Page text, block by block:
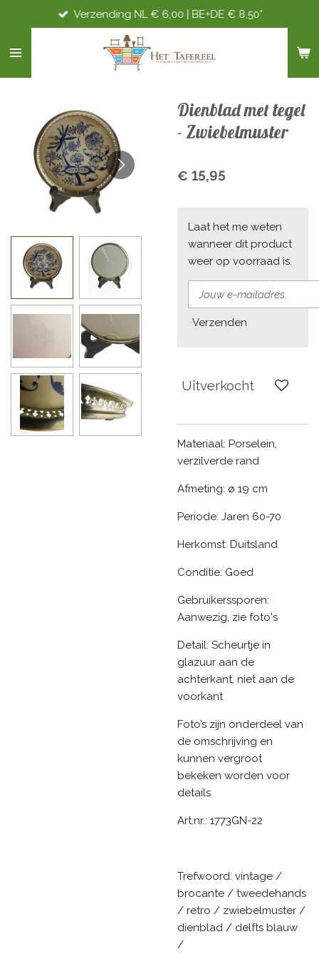
direct
naar
Verzending NL € 6,00 | BE+DE € 8,50*
Dienblad met tegel
- Zwiebelmuster
€ 15,95
Laat het me weten
wanneer dit product
weer op voorraad is.
Verzenden
Uitverkocht
Materiaal: Porselein,
verzilverde rand
Afmeting: ø 19 cm
Periode: Jaren 60-70
Herkomst: Duitsland
Conditie: Goed
Gebruikerssporen:
Aanwezig, zie foto's
Detail: Scheurtje in
glazuur aan de
achterkant, niet aan de
voorkant
Foto’s zijn onderdeel van
de omschrijving en
kunnen vergroot
bekeken worden voor
details
Art.nr.: 1773GN-22
Trefwoord: vintage /
brocante / tweedehands
/ retro / zwiebelmuster /
dienblad / delfts blauw
/